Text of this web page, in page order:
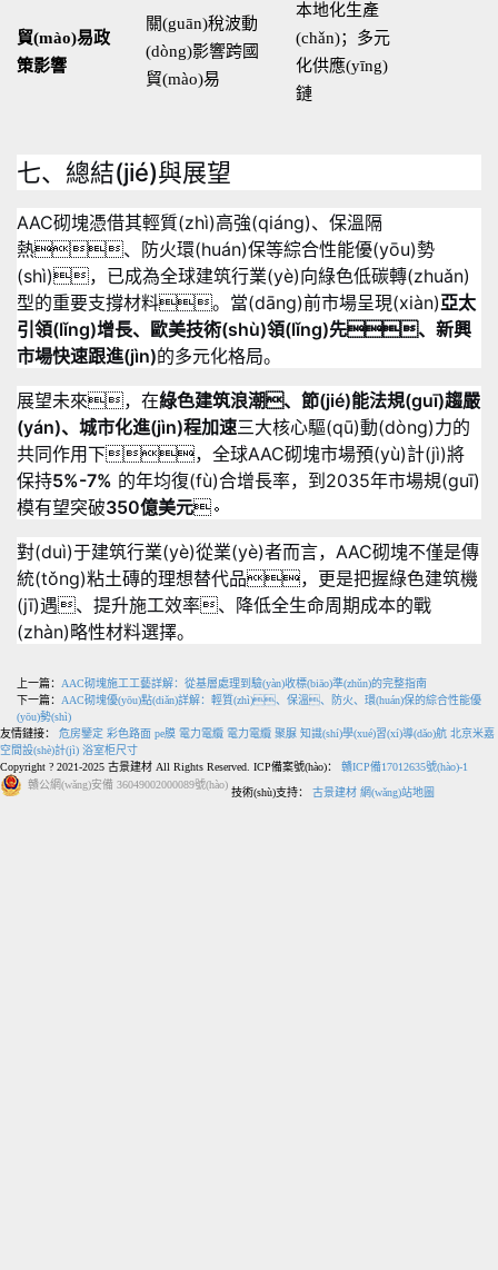
貿(mào)易政
策影響
關(guān)稅波動
(dòng)影響跨國
貿(mào)易
本地化生產
(chǎn)；多元
化供應(yīng)
鏈
七、總結(jié)與展望
AAC砌塊憑借其輕質(zhì)高強(qiáng)、保溫隔
熱、防火環(huán)保等綜合性能優(yōu)勢
(shì)，已成為全球建筑行業(yè)向綠色低碳轉(zhuǎn)
型的重要支撐材料。當(dāng)前市場呈現(xiàn)亞太
引領(lǐng)增長、歐美技術(shù)領(lǐng)先、新興
市場快速跟進(jìn)的多元化格局。
展望未來，在綠色建筑浪潮、節(jié)能法規(guī)趨嚴
(yán)、城市化進(jìn)程加速三大核心驅(qū)動(dòng)力的
共同作用下，全球AAC砌塊市場預(yù)計(jì)將
保持5%-7% 的年均復(fù)合增長率，到2035年市場規(guī)
模有望突破350億美元。
對(duì)于建筑行業(yè)從業(yè)者而言，AAC砌塊不僅是傳
統(tǒng)粘土磚的理想替代品，更是把握綠色建筑機
(jī)遇、提升施工效率、降低全生命周期成本的戰
(zhàn)略性材料選擇。
上一篇： AAC砌塊施工工藝詳解：從基層處理到驗(yàn)收標(biāo)準(zhǔn)的完整指南
下一篇： AAC砌塊優(yōu)點(diǎn)詳解：輕質(zhì)、保溫、防火、環(huán)保的綜合性能優
(yōu)勢(shì)
友情鏈接： 危房鑒定 彩色路面 pe膜 電力電纜 電力電纜 聚脲 知識(shí)學(xué)習(xí)導(dǎo)航 北京米嘉
空間設(shè)計(jì) 浴室柜尺寸
Copyright ? 2021-2025 古景建材 All Rights Reserved. ICP備案號(hào)： 贛ICP備17012635號(hào)-1
贛公網(wǎng)安備 36049002000089號(hào)
技術(shù)支持： 古景建材 網(wǎng)站地圖